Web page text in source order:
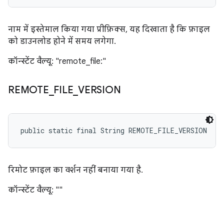
नाम में इस्तेमाल किया गया प्रीफ़िक्स, यह दिखाता है कि फ़ाइल
को डाउनलोड होने में समय लगेगा.
कॉन्स्टेंट वैल्यू: "remote_file:"
REMOTE FILE VERSION
public static final String REMOTE_FILE_VERSION
रिमोट फ़ाइल का वर्शन नहीं बनाया गया है.
कॉन्स्टेंट वैल्यू: ""